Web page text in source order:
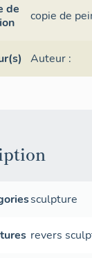
de
copie de
Auteur :
sculpture
revers